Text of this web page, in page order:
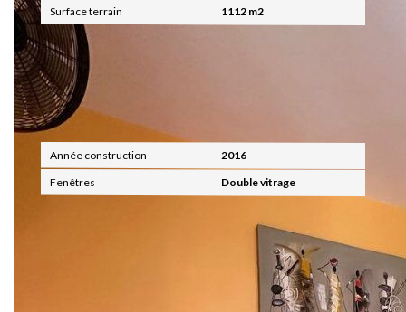
Surface terrain
1112 m2
Extérieur
Année construction
2016
Fenêtres
Double vitrage